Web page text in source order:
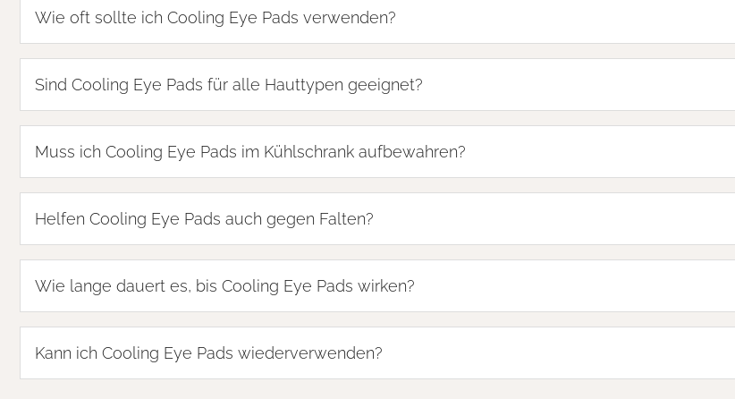
Wie oft sollte ich Cooling Eye Pads verwenden?
Sind Cooling Eye Pads für alle Hauttypen geeignet?
Muss ich Cooling Eye Pads im Kühlschrank aufbewahren?
Helfen Cooling Eye Pads auch gegen Falten?
Wie lange dauert es, bis Cooling Eye Pads wirken?
Kann ich Cooling Eye Pads wiederverwenden?